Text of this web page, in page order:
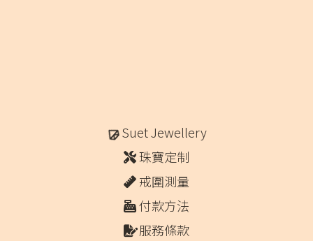
Suet Jewellery
珠寶定制
戒圍測量
付款方法
服務條款